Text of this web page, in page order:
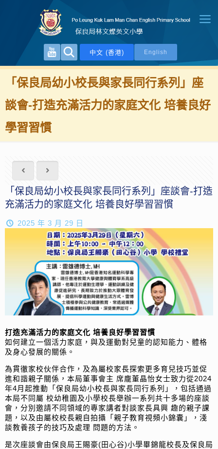
中文 (香港) English
「保良局幼小校長與家長同行系列」座
談會-打造充滿活力的家庭文化 培養良好
學習習慣
「保良局幼小校長與家長同行系列」座談會-打造
充滿活力的家庭文化 培養良好學習習慣
2025 年 3 月 29 日
打造充滿活力的家庭文化 培養良好學習習慣
如何建立一個活力家庭，與及運動對兒童的認知能力、體格
及身心發展的關係。
為貫徹家校伙伴合作，及為屬校家長探索更多育兒技巧並促
進和諧親子關係，本局董事會主 席龐董晶怡女士致力從2024
年4月起推動「保良局幼小校長與家長同行系列」，包括通過
本局不同屬 校幼稚園及小學校長舉辦一系列共十多場的座談
會，分別邀請不同領域的專家講者對談家長具興 趣的親子課
題，以及由屬校校長親自拍攝「親子教育視頻小錦囊」，淺
談教養孩子的技巧及處理 問題的方法。
是次座談會由保良局王賜豪(田心谷)小學畢錦龍校長及保良局